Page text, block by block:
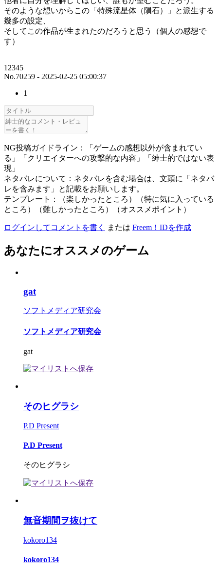
そのような想いからこの「特殊流星体（隕石）」と派生する
幾多の設定、
そしてこの作品が生まれたのだろうと思う（個人の感想で
す）
12345
No.70259 - 2025-02-25 05:00:37
1
NG投稿ガイドライン：「ゲームの感想以外が含まれてい
る」「クリエイターへの攻撃的な内容」「紳士的ではない表
現」
ネタバレについて：ネタバレを含む場合は、文頭に「ネタバ
レを含みます」と記載をお願いします。
テンプレート：（楽しかったところ）（特に気に入っている
ところ）（難しかったところ）（オススメポイント）
ログインしてコメントを書く または Freem！IDを作成
あなたにオススメのゲーム
gat
ソフトメディア研究会
ソフトメディア研究会
gat
そのヒグラシ
P.D Present
P.D Present
そのヒグラシ
無音期間ヲ抜けて
kokoro134
kokoro134